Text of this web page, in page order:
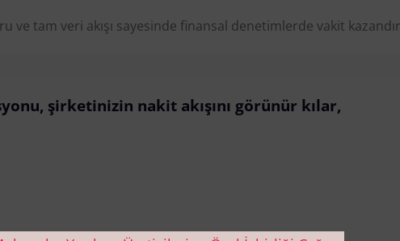
ve tam veri akışı sayesinde finansal denetimlerde vakit
şirketinizin nakit akışını görünür kılar,